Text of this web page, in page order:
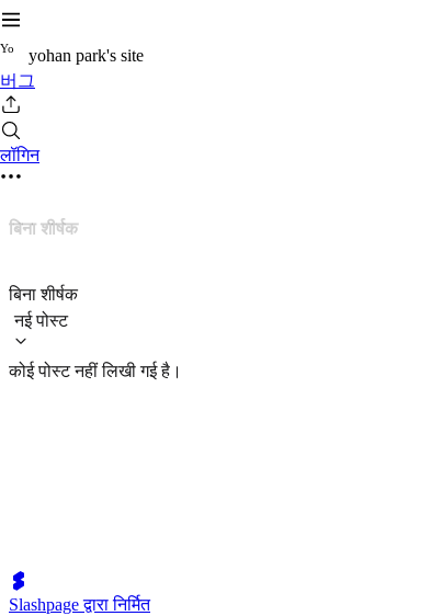
Yo
yohan park's site
버그
लॉगिन
बिना शीर्षक
बिना शीर्षक
नई पोस्ट
कोई पोस्ट नहीं लिखी गई है।
Slashpage द्वारा निर्मित